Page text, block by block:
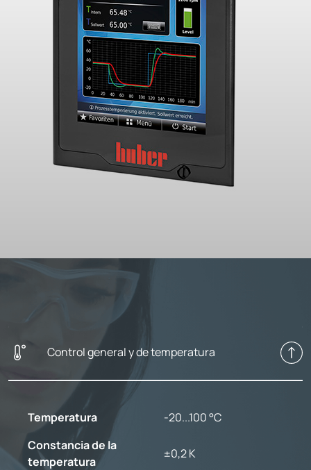
Control general y de temperatura
Temperatura
-20...100 °C
Constancia de la
temperatura
±0,2 K